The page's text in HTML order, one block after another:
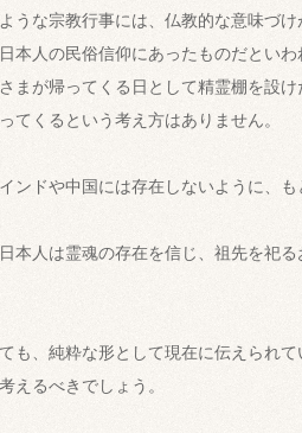
うな宗教行事には、仏教的な意味づ
本人の民俗信仰にあったものだといわ
まが帰ってくる日として精霊棚を設
てくるという考え方はありません。
ンドや中国には存在しないように、
本人は霊魂の存在を信じ、祖先を祀
も、純粋な形として現在に伝えられ
えるべきでしょう。